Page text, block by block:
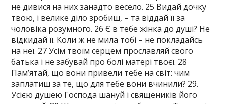
не дивися на них занадто весело. 25 Видай дочку
твою, і велике діло зробиш, – та віддай її за
чоловіка розумного. 26 Є в тебе жінка до душі? Не
відкидай її. Коли ж не мила тобі – не покладайсь
на неї. 27 Усім твоїм серцем прославляй свого
батька і не забувай про болі матері твоєї. 28
Пам’ятай, що вони привели тебе на світ: чим
заплатиш за те, що для тебе вони вчинили? 29.
Усією душею Господа шануй і священиків його